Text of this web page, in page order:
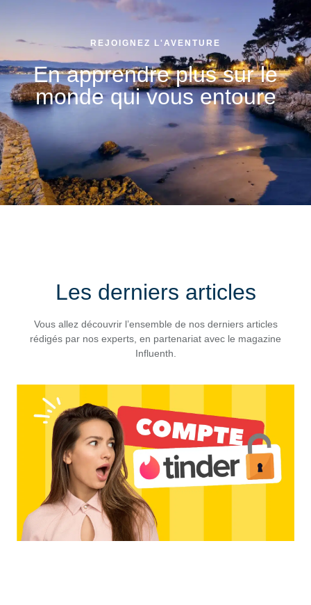
REJOIGNEZ L'AVENTURE
En apprendre plus sur le
monde qui vous entoure
Les derniers articles
Vous allez découvrir l’ensemble de nos derniers articles
rédigés par nos experts, en partenariat avec le magazine
Influenth